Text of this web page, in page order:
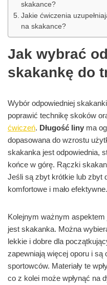
skakance?
Jakie ćwiczenia
na skakance?
Jak wybrać
skakankę do
Wybór odpowiedniej
poprawić technikę skoków
ćwiczeń. Długość liny ma
dopasowana do wzrostu
skakanka jest odpowiednia,
końce w górę. Rączki
Jeśli są zbyt krótkie lub zbyt
komfortowe i mało efektywne.
Kolejnym ważnym aspektem
jest skakanka. Można
lekkie i dobre dla
zapewniają więcej oporu i są
sportowców. Materiały te
co z kolei może wpłynąć na